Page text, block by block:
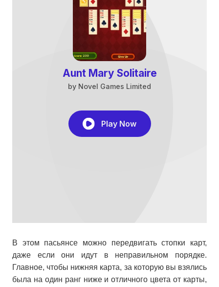
В этом пасьянсе можно передвигать стопки карт,
даже если они идут в неправильном порядке.
Главное, чтобы нижняя карта, за которую вы взялись
была на один ранг ниже и отличного цвета от карты,